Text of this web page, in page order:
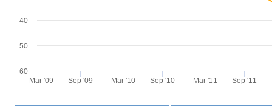
Mar '09 Sep '09 Mar '10 Sep '10 Mar '11 Sep '11
40
50
60